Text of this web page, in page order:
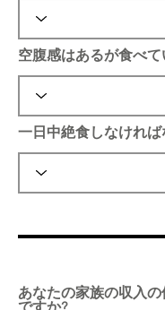
空腹感はあるが食べ
一日中絶食しなけれ
あなたの家族の収入
ですか?